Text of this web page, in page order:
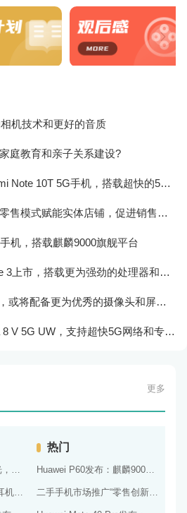
思
二手手机”品牌计划，促进市场品牌化
牡丹适合送什么人？
机技术和更好的音质
庭教育和亲子关系建设?
5G手机，搭载超快的5G网络和高效的处理器！
模式赋能实体店铺，促进销售升级
机，搭载麒麟9000旗舰平台
市，搭载更为强劲的处理器和游戏体验
将配备更为优秀的摄像头和屏幕技术
UW，支持超快5G网络和专为美国市场定制
牡丹适合送什么人？
机技术和更好的音质
庭教育和亲子关系建设?
5G手机，搭载超快的5G网络和高效的处理器！
更多
OPPO Find X5传闻曝光，或将采用更为出色的屏幕和实用功能
华为Freebuds 4真无线耳机发布：更好的降噪和更完美的音效
热门
Huawei P60发布：麒麟9000处理器和突破性的屏幕设计
二手手机市场推广“零售创新”计划，打造创新的销售模式和渠道